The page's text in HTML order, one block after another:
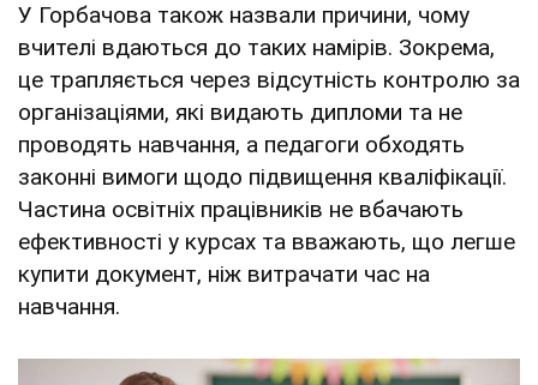
У Горбачова також назвали причини, чому
вчителі вдаються до таких намірів. Зокрема,
це трапляється через відсутність контролю за
організаціями, які видають дипломи та не
проводять навчання, а педагоги обходять
законні вимоги щодо підвищення кваліфікації.
Частина освітніх працівників не вбачають
ефективності у курсах та вважають, що легше
купити документ, ніж витрачати час на
навчання.